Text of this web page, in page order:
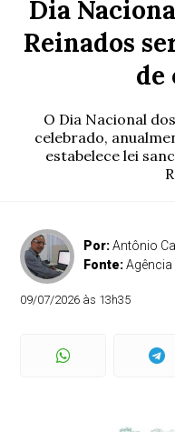
Dia
Reinados
de
O Dia Nacional
celebrado,
estabelece lei
Por:Antônio
Fonte:Agência
09/07/2026 às 13h35